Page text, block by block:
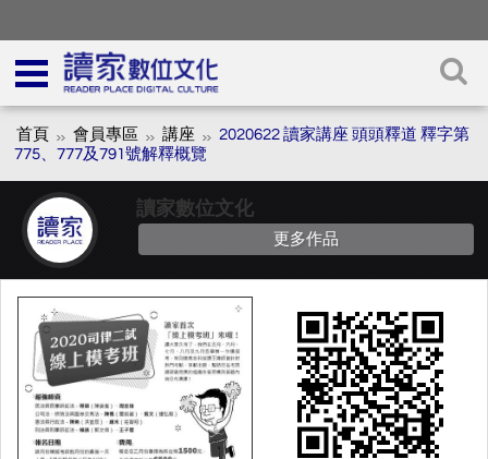
首頁 會員專區 講座
2020622 讀家講座 頭頭釋道 釋字第
775、777及791號解釋概覽
讀家數位文化
更多作品